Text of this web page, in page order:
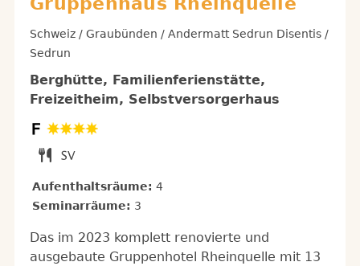
Schweiz / Graubünden / Andermatt Sedrun Disentis /
Sedrun
Berghütte, Familienferienstätte,
Freizeitheim, Selbstversorgerhaus
Aufenthaltsräume: 4
Seminarräume: 3
Das im 2023 komplett renovierte und
ausgebaute Gruppenhotel Rheinquelle mit 13